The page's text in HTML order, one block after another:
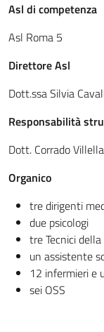
Asl di competenza
Asl Roma 5
Direttore Asl
Dott.ssa Silvia
Responsabilità
Dott. Corrado Villella
Organico
tre dirigenti
due psicologi
tre Tecnici
un assistente
12 infermieri e
sei OSS